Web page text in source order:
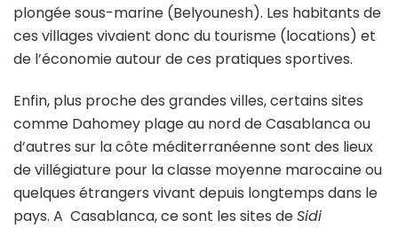
plongée sous-marine (Belyounesh). Les habitants de
ces villages vivaient donc du tourisme (locations) et
de l’économie autour de ces pratiques sportives.
Enfin, plus proche des grandes villes, certains sites
comme Dahomey plage au nord de Casablanca ou
d’autres sur la côte méditerranéenne sont des lieux
de villégiature pour la classe moyenne marocaine ou
quelques étrangers vivant depuis longtemps dans le
pays. A Casablanca, ce sont les sites deSidi